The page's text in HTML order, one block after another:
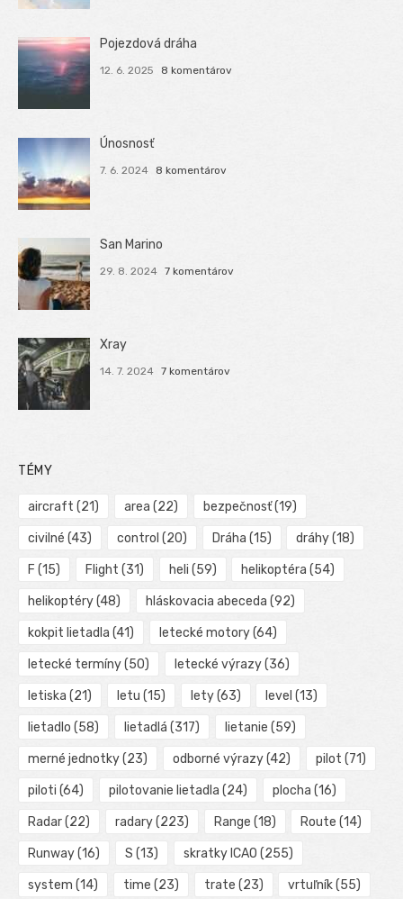
Pojezdová dráha
12. 6. 2025 8 komentárov
Únosnosť
7. 6. 2024 8 komentárov
San Marino
29. 8. 2024 7 komentárov
Xray
14. 7. 2024 7 komentárov
TÉMY
aircraft (21) area (22) bezpečnosť(19)
civilné (43) control (20) Dráha (15) dráhy(18)
F (15) Flight (31) heli (59) helikoptéra (54)
helikoptéry(48) hláskovacia abeceda (92)
kokpit lietadla (41) letecké motory(64)
letecké termíny(50) letecké výrazy(36)
letiska (21) letu (15) lety(63) level (13)
lietadlo (58) lietadlá (317) lietanie (59)
merné jednotky(23) odborné výrazy(42) pilot (71)
piloti (64) pilotovanie lietadla (24) plocha (16)
Radar(22) radary(223) Range (18) Route (14)
Runway(16) S (13) skratky ICAO (255)
system (14) time (23) trate (23) vrtuľník(55)